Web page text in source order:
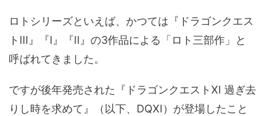
ロトシリーズといえば、かつては『ドラゴンクエス
トIII』『I』『II』の3作品による「ロト三部作」と
呼ばれてきました。
ですが後年発売された『ドラゴンクエストXI 過ぎ去
りし時を求めて』（以下、DQXI）が登場したこと